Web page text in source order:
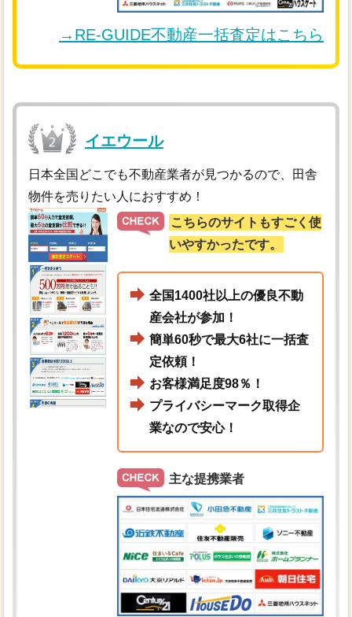
→RE-GUIDE不動産一括査定はこちら
イエウール
日本全国どこでも不動産業者が見つかるので、田舎
物件を売りたい人におすすめ！
こちらのサイトもすごく使
いやすかったです。
全国1400社以上の優良不動
産会社が参加！
簡単60秒で最大6社に一括査
定依頼！
お客様満足度98％！
プライバシーマーク取得企
業なので安心！
主な提携業者